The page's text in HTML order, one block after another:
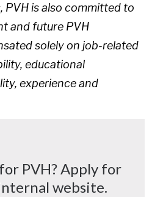
PVH is also committed to
and future PVH
solely on job-related
educational
experience and
PVH? Apply for
website.